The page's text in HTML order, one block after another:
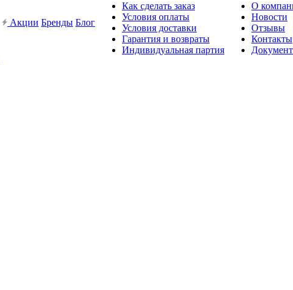
Акции Бренды Блог
Как сделать заказ
Условия оплаты
Условия доставки
Гарантия и возвраты
Индивидуальная партия
О
Новости
Отзывы
Контакты